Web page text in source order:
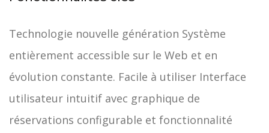
Technologie nouvelle génération Système
entièrement accessible sur le Web et en
évolution constante. Facile à utiliser Interface
utilisateur intuitif avec graphique de
réservations configurable et fonctionnalité